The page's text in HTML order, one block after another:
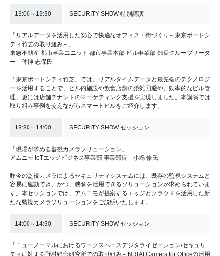
13:00～13:30 SECURITY SHOW 特別講演
「リアルデータを活用した安心で快適なオフィス・街づくり～東京ポートシ
ティ竹芝の取り組み～」
東急不動産 都市事業ユニット 都市事業本部 ビル事業部 部長グループリーダ
ー 仲神 志保氏
「東京ポートシティ竹芝」では、リアルタイムデータと最先端のテクノロジ
ーを活用することで、ビル内施設や飲食店舗の混雑回避や、効率的なビル管
理、更には店舗テナントのマーケティング支援を実現しました。本講演では
取り組み事例を交えながらスマートビルをご紹介します。
13:30～14:00 SECURITY SHOW セッション
「現場が求める監視カメラソリューション」
アムニモ IoTエッジビジネス事業部 事業部長 小嶋 修氏
昨今の監視カメラによるセキュリティシステムには、既存の監視システムと
容易に連動でき、かつ、映像を活用できるソリューションが求められていま
す。本セッションでは、アムニモが提案するエッジとクラウドを活用した新
たな監視カメラソリューションをご説明いたします。
14:00～14:30 SECURITY SHOW セッション
「ニューノーマルにおけるワークスペースデジタライゼーション/セキュリ
ティに対する野村総合研究所での取り組み～NRI AI Camera for Officeの活用